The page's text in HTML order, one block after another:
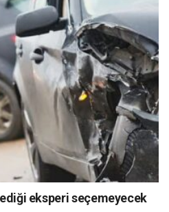
eksperi seçemeyecek